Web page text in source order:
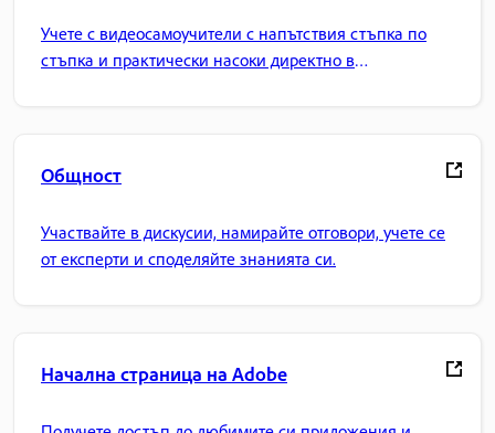
Учете с видеосамоучители с напътствия стъпка по
стъпка и практически насоки директно в
Общност
Участвайте в дискусии, намирайте отговори, учете се
от експерти и споделяйте знанията си.
Начална страница на Adobe